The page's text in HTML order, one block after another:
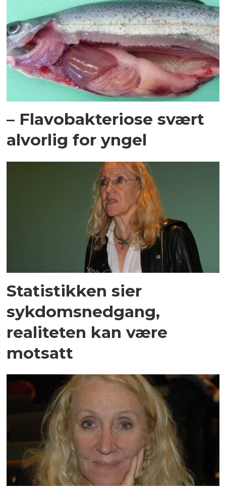
– Flavobakteriose svært
alvorlig for yngel
Statistikken sier
sykdomsnedgang,
realiteten kan være
motsatt